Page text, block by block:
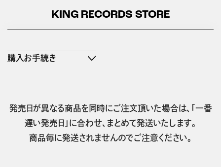
KING RECORDS STORE
購入お手続き
発売日が異なる商品を同時にご注文頂いた場合は、「一番
遅い発売日」に合わせ、まとめて発送いたします。
商品毎に発送されませんのでご注意ください。